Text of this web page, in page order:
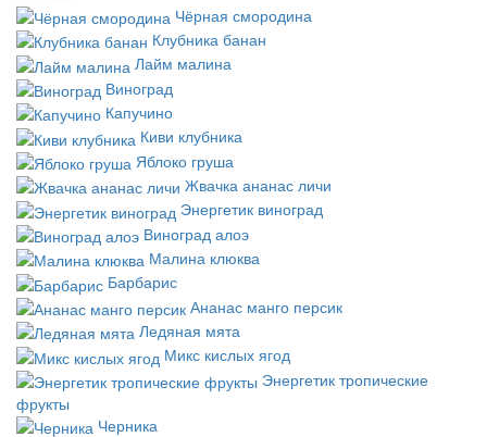
Чёрная смородина
Клубника банан
Лайм малина
Виноград
Капучино
Киви клубника
Яблоко груша
Жвачка ананас личи
Энергетик виноград
Виноград алоэ
Малина клюква
Барбарис
Ананас манго персик
Ледяная мята
Микс кислых ягод
Энергетик тропические
фрукты
Черника